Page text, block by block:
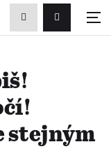
Přihlášení/
Zobrazit
vyhledávání
stejným